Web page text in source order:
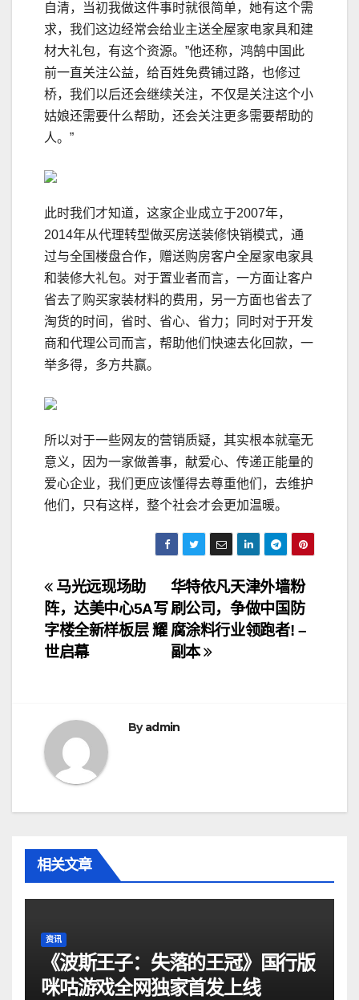
自清，当初我做这件事时就很简单，她有这个需
求，我们这边经常会给业主送全屋家电家具和建
材大礼包，有这个资源。”他还称，鸿鹄中国此
前一直关注公益，给百姓免费铺过路，也修过
桥，我们以后还会继续关注，不仅是关注这个小
姑娘还需要什么帮助，还会关注更多需要帮助的
人。”
此时我们才知道，这家企业成立于2007年，
2014年从代理转型做买房送装修快销模式，通
过与全国楼盘合作，赠送购房客户全屋家电家具
和装修大礼包。对于置业者而言，一方面让客户
省去了购买家装材料的费用，另一方面也省去了
淘货的时间，省时、省心、省力；同时对于开发
商和代理公司而言，帮助他们快速去化回款，一
举多得，多方共赢。
​所以对于一些网友的营销质疑，其实根本就毫无
意义，因为一家做善事，献爱心、传递正能量的
爱心企业，我们更应该懂得去尊重他们，去维护
他们，只有这样，整个社会才会更加温暖。
文
章
导
华特依凡天津外墙粉
刷公司，争做中国防
腐涂料行业领跑者! –
副本
马光远现场助
阵，达美中心5A写
字楼全新样板层 耀
世启幕
Byadmin
相关文章
资讯
《波斯王子：失落的王冠》国行版
咪咕游戏全网独家首发上线